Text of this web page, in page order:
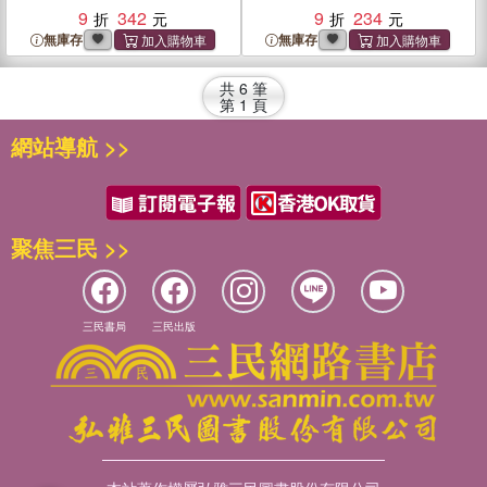
9 342
無庫存
9 234
無庫存
共 6 筆
第 1 頁
網站導航 >>
聚焦三民 >>
三民書局 三民出版